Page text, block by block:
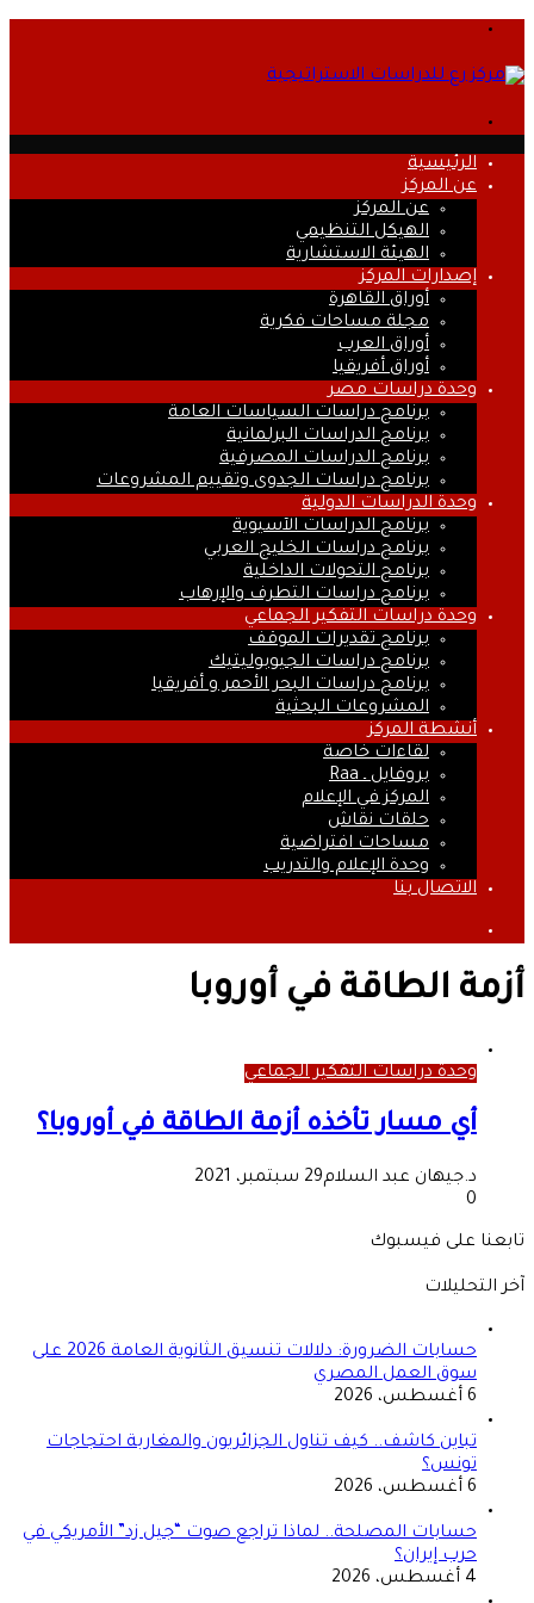
الرئيسية
عن المركز
عن المركز
الهيكل التنظيمي
الهيئة الاستشارية
إصدارات المركز
أوراق القاهرة
مجلة مساحات فكرية
أوراق العرب
أوراق أفريقيا
وحدة دراسات مصر
برنامج دراسات السياسات العامة
برنامج الدراسات البرلمانية
برنامج الدراسات المصرفية
برنامج دراسات الجدوى وتقييم المشروعات
وحدة الدراسات الدولية
برنامج الدراسات الآسيوية
برنامج دراسات الخليج العربي
برنامج التحولات الداخلية
برنامج دراسات التطرف والإرهاب
وحدة دراسات التفكير الجماعي
برنامج تقديرات الموقف
برنامج دراسات الجيوبوليتيك
برنامج دراسات البحر الأحمر و أفريقيا
المشروعات البحثية
أنشطة المركز
لقاءات خاصة
بروفايل ـ Raa
المركز في الإعلام
حلقات نقاش
مساحات افتراضية
وحدة الإعلام والتدريب
الاتصال بنا
أزمة الطاقة في أوروبا
وحدة دراسات التفكير الجماعي
أي مسار تأخذه أزمة الطاقة في أوروبا؟
د.جيهان عبد السلام29 سبتمبر، 2021
0
تابعنا على فيسبوك
آخر التحليلات
حسابات الضرورة: دلالات تنسيق الثانوية العامة 2026 على
سوق العمل المصري
6 أغسطس، 2026
تباين كاشف.. كيف تناول الجزائريون والمغاربة احتجاجات
تونس؟
6 أغسطس، 2026
حسابات المصلحة.. لماذا تراجع صوت “جيل زد” الأمريكي في
حرب إيران؟
4 أغسطس، 2026